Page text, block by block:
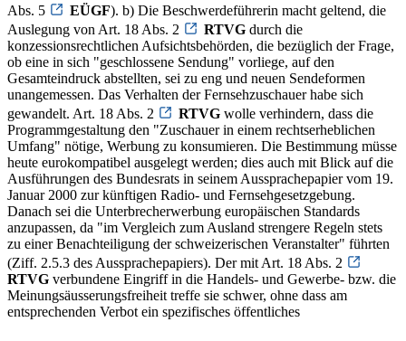
Abs. 5
EÜGF). b) Die Beschwerdeführerin macht geltend, die
Auslegung von Art. 18 Abs. 2
RTVG durch die
konzessionsrechtlichen Aufsichtsbehörden, die bezüglich der Frage,
ob eine in sich "geschlossene Sendung" vorliege, auf den
Gesamteindruck abstellten, sei zu eng und neuen Sendeformen
unangemessen. Das Verhalten der Fernsehzuschauer habe sich
gewandelt. Art. 18 Abs. 2
RTVG wolle verhindern, dass die
Programmgestaltung den "Zuschauer in einem rechtserheblichen
Umfang" nötige, Werbung zu konsumieren. Die Bestimmung müsse
heute eurokompatibel ausgelegt werden; dies auch mit Blick auf die
Ausführungen des Bundesrats in seinem Aussprachepapier vom 19.
Januar 2000 zur künftigen Radio- und Fernsehgesetzgebung.
Danach sei die Unterbrecherwerbung europäischen Standards
anzupassen, da "im Vergleich zum Ausland strengere Regeln stets
zu einer Benachteiligung der schweizerischen Veranstalter" führten
(Ziff. 2.5.3 des Aussprachepapiers). Der mit Art. 18 Abs. 2
RTVG verbundene Eingriff in die Handels- und Gewerbe- bzw. die
Meinungsäusserungsfreiheit treffe sie schwer, ohne dass am
entsprechenden Verbot ein spezifisches öffentliches